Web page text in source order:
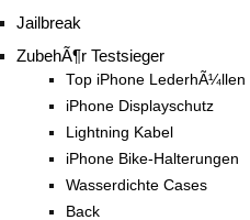
Jailbreak
ZubehÃ¶r Testsieger
Top iPhone LederhÃ¼llen
iPhone Displayschutz
Lightning Kabel
iPhone Bike-Halterungen
Wasserdichte Cases
Back